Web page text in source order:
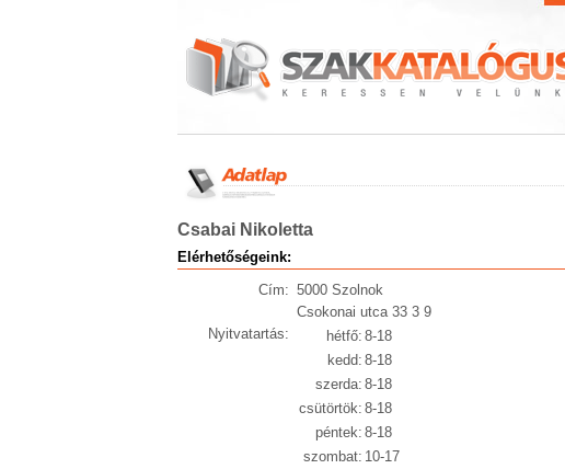
Csabai Nikoletta
Elérhetőségeink:
Cím: 5000 Szolnok
Csokonai utca 33 3 9
Nyitvatartás:
hétfő: 8-18
kedd: 8-18
szerda: 8-18
csütörtök: 8-18
péntek: 8-18
szombat: 10-17